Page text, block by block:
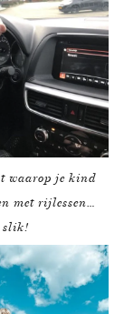
waarop je kind
met rijlessen…
slik!